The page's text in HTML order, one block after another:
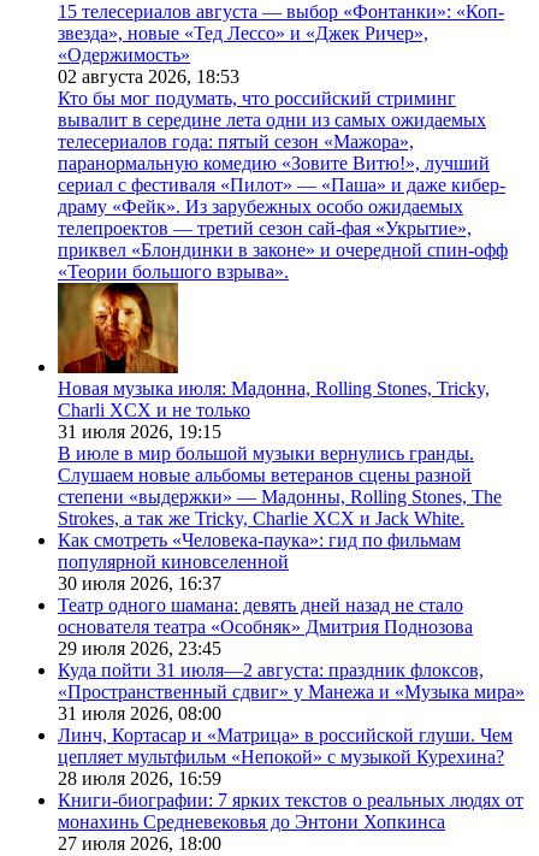
15 телесериалов августа — выбор «Фонтанки»: «Коп-
звезда», новые «Тед Лессо» и «Джек Ричер»,
«Одержимость»
02 августа 2026, 18:53
Кто бы мог подумать, что российский стриминг
вывалит в середине лета одни из самых ожидаемых
телесериалов года: пятый сезон «Мажора»,
паранормальную комедию «Зовите Витю!», лучший
сериал с фестиваля «Пилот» — «Паша» и даже кибер-
драму «Фейк». Из зарубежных особо ожидаемых
телепроектов — третий сезон сай-фая «Укрытие»,
приквел «Блондинки в законе» и очередной спин-офф
«Теории большого взрыва».
Новая музыка июля: Мадонна, Rolling Stones, Tricky,
Charli XCX и не только
31 июля 2026, 19:15
В июле в мир большой музыки вернулись гранды.
Слушаем новые альбомы ветеранов сцены разной
степени «выдержки» — Мадонны, Rolling Stones, The
Strokes, а так же Tricky, Charlie XCX и Jack White.
Как смотреть «Человека-паука»: гид по фильмам
популярной киновселенной
30 июля 2026, 16:37
Театр одного шамана: девять дней назад не стало
основателя театра «Особняк» Дмитрия Поднозова
29 июля 2026, 23:45
Куда пойти 31 июля—2 августа: праздник флоксов,
«Пространственный сдвиг» у Манежа и «Музыка мира»
31 июля 2026, 08:00
Линч, Кортасар и «Матрица» в российской глуши. Чем
цепляет мультфильм «Непокой» с музыкой Курехина?
28 июля 2026, 16:59
Книги-биографии: 7 ярких текстов о реальных людях от
монахинь Средневековья до Энтони Хопкинса
27 июля 2026, 18:00